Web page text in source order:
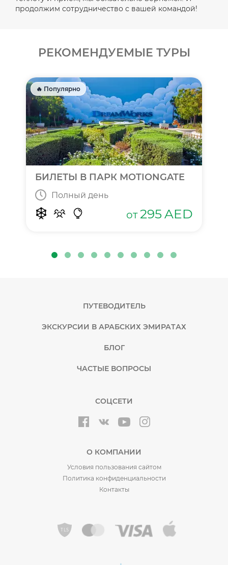
продолжим сотрудничество с вашей командой!
РЕКОМЕНДУЕМЫЕ ТУРЫ
🔥 Популярно
БИЛЕТЫ В ПАРК MOTIONGATE
Полный день
от 295AED
ПУТЕВОДИТЕЛЬ
ЭКСКУРСИИ В АРАБСКИХ ЭМИРАТАХ
БЛОГ
ЧАСТЫЕ ВОПРОСЫ
СОЦСЕТИ
О КОМПАНИИ
Условия пользования сайтом
Политика конфиденциальности
Контакты